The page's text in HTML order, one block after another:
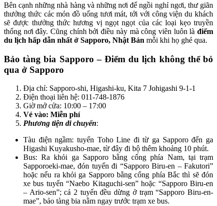
Bên cạnh những nhà hàng và những nơi để ngồi nghỉ ngơi, thư giãn
thưởng thức các món đồ uống tươi mát, tới với công viện du khách
sẽ được thưởng thức hương vị ngọt ngọt của các loại kẹo truyền
thống nơi đây. Cũng chính bởi điều này mà công viên luôn là điểm
du lịch hấp dẫn nhất ở Sapporo, Nhật Bản mỗi khi họ ghé qua.
Bảo tàng bia Sapporo – Điểm du lịch không thể bỏ
qua ở Sapporo
Địa chỉ: Sapporo-shi, Higashi-ku, Kita 7 Johigashi 9-1-1
Điện thoại liên hệ: 011-748-1876
Giờ mở cửa: 10:00 – 17:00
Vé vào: Miễn phí
Phương tiện di chuyển:
Tàu điện ngầm: tuyến Toho Line đi từ ga Sapporo đến ga
Higashi Kuyakusho-mae, từ đây đi bộ thêm khoảng 10 phút.
Bus: Ra khỏi ga Sapporo bằng cổng phía Nam, tại trạm
Sapporoeki-mae, đón tuyến đi “Sapporo Biru-en – Fakutori”
hoặc nếu ra khỏi ga Sapporo bằng cổng phía Bắc thì sẽ đón
xe bus tuyến “Naebo Kitaguchi-sen” hoặc “Sapporo Biru-en
– Ario-sen”; cả 2 tuyến đều dừng ở trạm “Sapporo Biru-en-
mae”, bảo tàng bia nằm ngay trước trạm xe bus.